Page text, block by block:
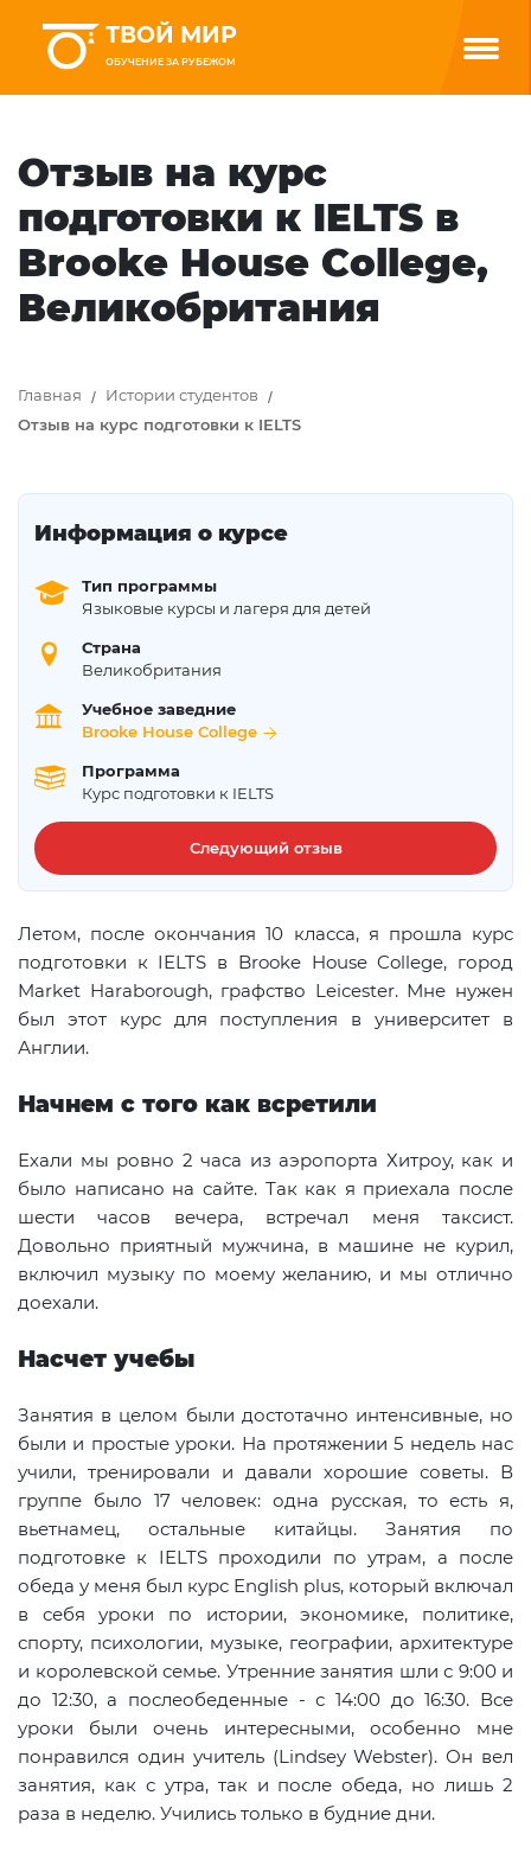
ТВОЙ МИР
ОБУЧЕНИЕ ЗА РУБЕЖОМ
Отзыв на курс
подготовки к IELTS в
Brooke House College,
Великобритания
Главная
Истории студентов
Отзыв на курс подготовки к IELTS
Информация о курсе
Тип программы
Языковые курсы и лагеря для детей
Страна
Великобритания
Учебное заведние
Brooke House College
Программа
Курс подготовки к IELTS
Следующий отзыв
Летом, после окончания 10 класса, я прошла курс
подготовки к IELTS в Brooke House College, город
Market Haraborough, графство Leiсester. Мне нужен
был этот курс для поступления в университет в
Англии.
Начнем с того как всретили
Ехали мы ровно 2 часа из аэропорта Хитроу, как и
было написано на сайте. Так как я приехала после
шести часов вечера, встречал меня таксист.
Довольно приятный мужчина, в машине не курил,
включил музыку по моему желанию, и мы отлично
доехали.
Насчет учебы
Занятия в целом были достотачно интенсивные, но
были и простые уроки. На протяжении 5 недель нас
учили, тренировали и давали хорошие советы. В
группе было 17 человек: одна русская, то есть я,
вьетнамец, остальные китайцы. Занятия по
подготовке к IELTS проходили по утрам, а после
обеда у меня был курс English plus, который включал
в себя уроки по истории, экономике, политике,
спорту, психологии, музыке, географии, архитектуре
и королевской семье. Утренние занятия шли с 9:00 и
до 12:30, а послеобеденные - с 14:00 до 16:30. Все
уроки были очень интересными, особенно мне
понравился один учитель (Lindsey Webster). Он вел
занятия, как с утра, так и после обеда, но лишь 2
раза в неделю. Учились только в будние дни.